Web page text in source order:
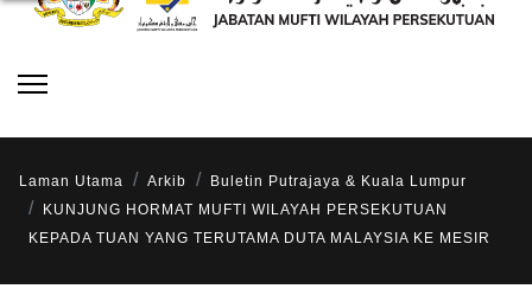
Laman Utama Arkib
Buletin Putrajaya & Kuala Lumpur
KUNJUNG HORMAT MUFTI WILAYAH PERSEKUTUAN
KEPADA TUAN YANG TERUTAMA DUTA MALAYSIA KE MESIR